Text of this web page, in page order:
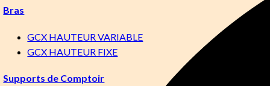
Bras
GCX HAUTEUR VARIABLE
GCX HAUTEUR FIXE
Supports de Comptoir